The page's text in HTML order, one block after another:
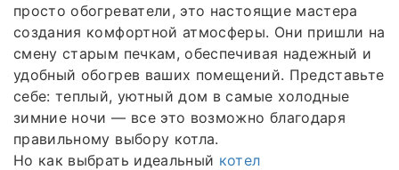
просто обогреватели, это настоящие мастера
создания комфортной атмосферы. Они пришли на
смену старым печкам, обеспечивая надежный и
удобный обогрев ваших помещений. Представьте
себе: теплый, уютный дом в самые холодные
зимние ночи — все это возможно благодаря
правильному выбору котла.
Но как выбрать идеальный котел